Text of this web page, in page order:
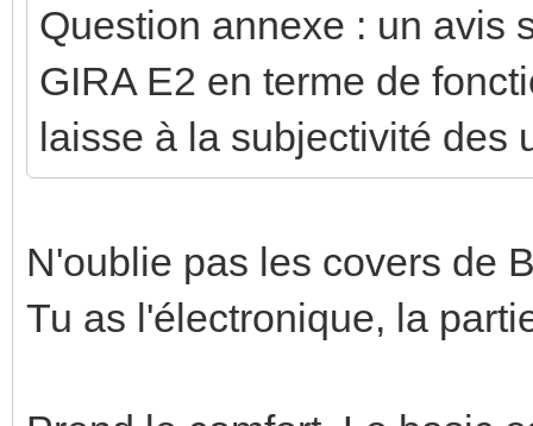
Question annexe : un avis
GIRA E2 en terme de
laisse à la subjectivité des
N'oublie pas les covers de
Tu as l'électronique, la